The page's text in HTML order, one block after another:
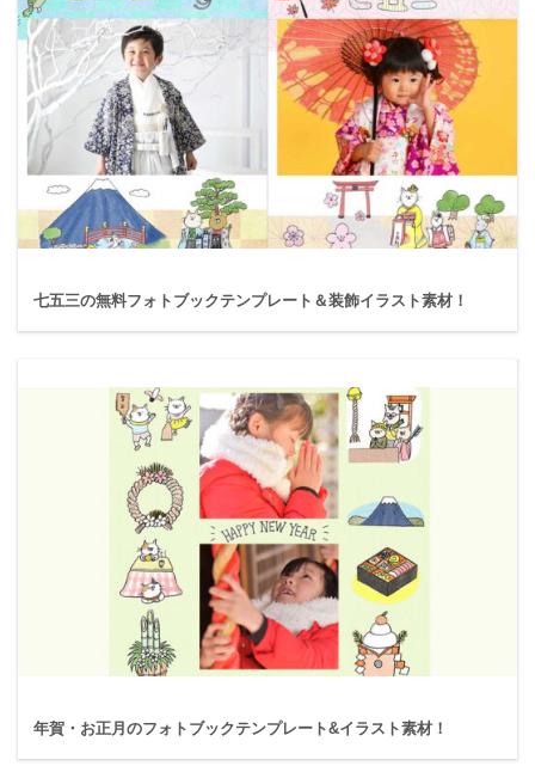
七五三の無料フォトブックテンプレート＆装飾イラスト素材！
年賀・お正月のフォトブックテンプレート&イラスト素材！